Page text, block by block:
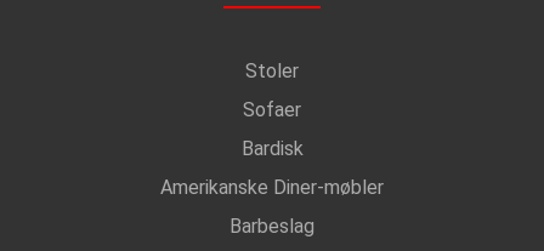
Stoler
Sofaer
Bardisk
Amerikanske Diner-møbler
Barbeslag